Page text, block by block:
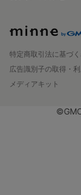
特定商取引法に基づ
広告識別子の取得・利
メディアキット